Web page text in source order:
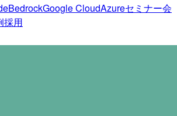
BedrockGoogle CloudAzureセミナー会
採用